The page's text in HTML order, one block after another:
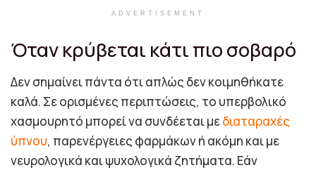
ADVERTISEMENT
Όταν κρύβεται κάτι πιο σοβαρό
Δεν σημαίνει πάντα ότι απλώς δεν κοιμηθήκατε
καλά. Σε ορισμένες περιπτώσεις, το υπερβολικό
χασμουρητό μπορεί να συνδέεται μεδιαταραχές
ύπνου, παρενέργειες φαρμάκων ή ακόμη και με
νευρολογικά και ψυχολογικά ζητήματα. Εάν